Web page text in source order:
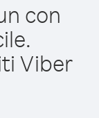
con
Viber